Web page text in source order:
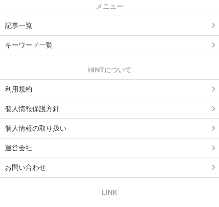
メニュー
記事一覧
キーワード一覧
HINTについて
利用規約
個人情報保護方針
個人情報の取り扱い
運営会社
お問い合わせ
LINK